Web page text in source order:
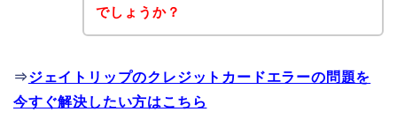
でしょうか？
⇒ジェイトリップのクレジットカードエラーの問題を
今すぐ解決したい方はこちら